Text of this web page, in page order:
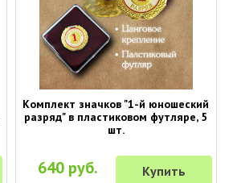
Комплект значков "1-й юношеский
разряд" в пластиковом футляре, 5
шт.
640 руб. Купить